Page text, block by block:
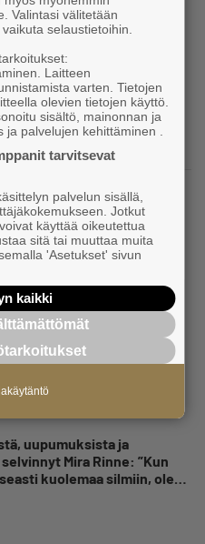
yhä liike, jollainen alkaa
– Yrittäjä Hilkka
jalat kuin
AAA-luokkaan –
uupumuksista ja
Mira Rinne: ”Kun
kuolemaa silmiin, olen
Valintasi välitetään
selaustietoihin.
Laitteen
varten. Tietojen
olevien tietojen käyttö.
sisältö, mainonnan ja
palvelujen kehittäminen .
tarvitsevat
palvelun sisällä,
Jotkut
käyttää oikeutettua
sitä tai muuttaa muita
'Asetukset' sivun
kaikki